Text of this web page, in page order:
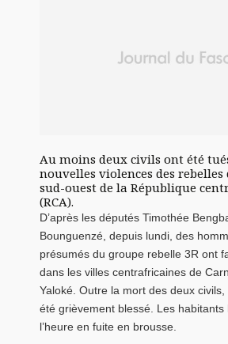
Au moins deux civils ont été
nouvelles violences des
sud-ouest de la République
(RCA).
D’après les députés Timothée
Bounguenzé, depuis lundi, des
présumés du groupe rebelle 3R ont
dans les villes centrafricaines de
Yaloké. Outre la mort des deux
été grièvement blessé. Les habitants
l’heure en fuite en brousse.